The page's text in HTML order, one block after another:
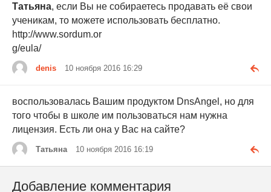
Татьяна, если Вы не собираетесь продавать её свои
ученикам, то можете использовать бесплатно.
http://www.sordum.or
g/eula/
denis 10 ноября 2016 16:29
воспользовалась Вашим продуктом DnsAngel, но для
того чтобы в школе им пользоваться нам нужна
лицензия. Есть ли она у Вас на сайте?
Татьяна 10 ноября 2016 16:19
Добавление комментария